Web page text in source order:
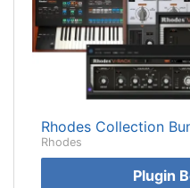
Rhodes Collection
Rhodes
Plugin